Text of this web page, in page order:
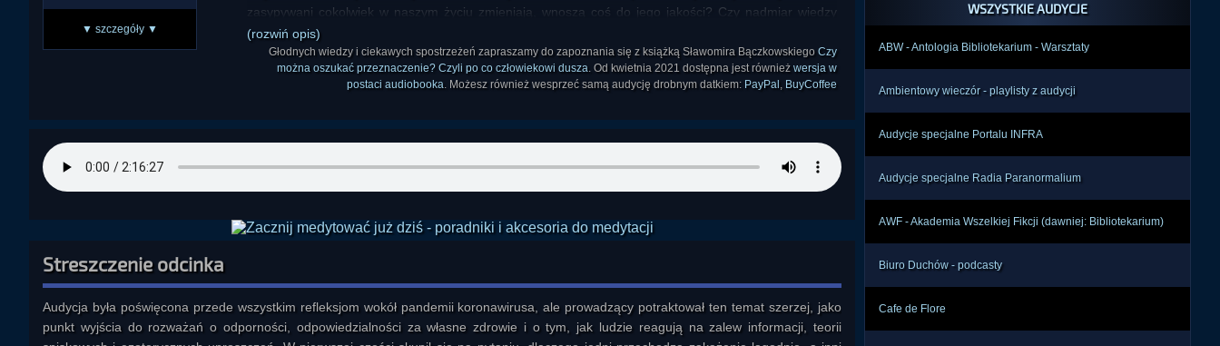
▼ szczegóły ▼
zasypywani cokolwiek w naszym życiu zmieniają, wnoszą coś do jego jakości? Czy nadmiar wiedzy
może nam w ogóle w czymś pomóc?
(rozwiń opis)
Głodnych wiedzy i ciekawych spostrzeżeń zapraszamy do zapoznania się z książką Sławomira Bączkowskiego Czy
można oszukać przeznaczenie? Czyli po co człowiekowi dusza. Od kwietnia 2021 dostępna jest również wersja w
postaci audiobooka. Możesz również wesprzeć samą audycję drobnym datkiem: PayPal , BuyCoffee
Streszczenie odcinka
Audycja była poświęcona przede wszystkim refleksjom wokół pandemii koronawirusa, ale prowadzący potraktował ten temat szerzej, jako
punkt wyjścia do rozważań o odporności, odpowiedzialności za własne zdrowie i o tym, jak ludzie reagują na zalew informacji, teorii
WSZYSTKIE AUDYCJE
ABW - Antologia Bibliotekarium - Warsztaty
Ambientowy wieczór - playlisty z audycji
Audycje specjalne Portalu INFRA
Audycje specjalne Radia Paranormalium
AWF - Akademia Wszelkiej Fikcji (dawniej: Bibliotekarium)
Biuro Duchów - podcasty
Cafe de Flore